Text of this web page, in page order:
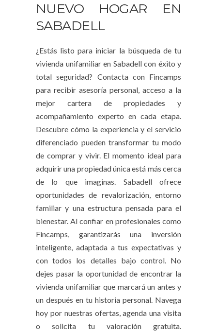
NUEVO HOGAR EN
SABADELL
¿Estás listo para iniciar la búsqueda de tu
vivienda unifamiliar en Sabadell con éxito y
total seguridad? Contacta con Fincamps
para recibir asesoría personal, acceso a la
mejor cartera de propiedades y
acompañamiento experto en cada etapa.
Descubre cómo la experiencia y el servicio
diferenciado pueden transformar tu modo
de comprar y vivir. El momento ideal para
adquirir una propiedad única está más cerca
de lo que imaginas. Sabadell ofrece
oportunidades de revalorización, entorno
familiar y una estructura pensada para el
bienestar. Al confiar en profesionales como
Fincamps, garantizarás una inversión
inteligente, adaptada a tus expectativas y
con todos los detalles bajo control. No
dejes pasar la oportunidad de encontrar la
vivienda unifamiliar que marcará un antes y
un después en tu historia personal. Navega
hoy por nuestras ofertas, agenda una visita
o solicita tu valoración gratuita.